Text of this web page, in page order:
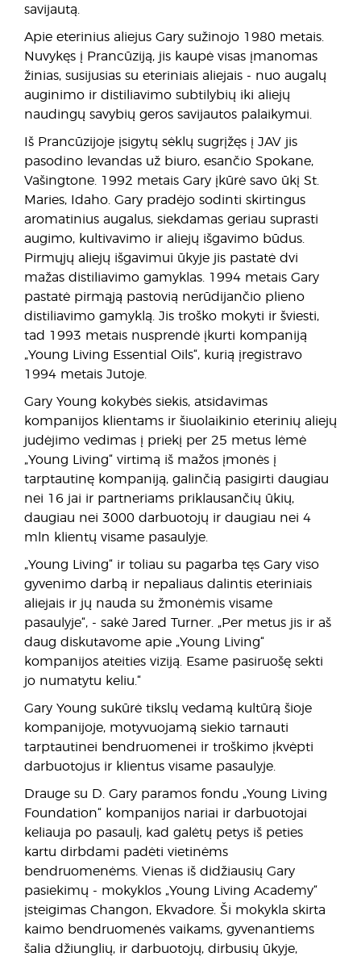
savijautą.
Apie eterinius aliejus Gary sužinojo 1980 metais.
Nuvykęs į Prancūziją, jis kaupė visas įmanomas
žinias, susijusias su eteriniais aliejais - nuo augalų
auginimo ir distiliavimo subtilybių iki aliejų
naudingų savybių geros savijautos palaikymui.
Iš Prancūzijoje įsigytų sėklų sugrįžęs į JAV jis
pasodino levandas už biuro, esančio Spokane,
Vašingtone. 1992 metais Gary įkūrė savo ūkį St.
Maries, Idaho. Gary pradėjo sodinti skirtingus
aromatinius augalus, siekdamas geriau suprasti
augimo, kultivavimo ir aliejų išgavimo būdus.
Pirmųjų aliejų išgavimui ūkyje jis pastatė dvi
mažas distiliavimo gamyklas. 1994 metais Gary
pastatė pirmąją pastovią nerūdijančio plieno
distiliavimo gamyklą. Jis troško mokyti ir šviesti,
tad 1993 metais nusprendė įkurti kompaniją
„Young Living Essential Oils“, kurią įregistravo
1994 metais Jutoje.
Gary Young kokybės siekis, atsidavimas
kompanijos klientams ir šiuolaikinio eterinių aliejų
judėjimo vedimas į priekį per 25 metus lėmė
„Young Living“ virtimą iš mažos įmonės į
tarptautinę kompaniją, galinčią pasigirti daugiau
nei 16 jai ir partneriams priklausančių ūkių,
daugiau nei 3000 darbuotojų ir daugiau nei 4
mln klientų visame pasaulyje.
„Young Living“ ir toliau su pagarba tęs Gary viso
gyvenimo darbą ir nepaliaus dalintis eteriniais
aliejais ir jų nauda su žmonėmis visame
pasaulyje“, - sakė Jared Turner. „Per metus jis ir aš
daug diskutavome apie „Young Living“
kompanijos ateities viziją. Esame pasiruošę sekti
jo numatytu keliu.“
Gary Young sukūrė tikslų vedamą kultūrą šioje
kompanijoje, motyvuojamą siekio tarnauti
tarptautinei bendruomenei ir troškimo įkvėpti
darbuotojus ir klientus visame pasaulyje.
Drauge su D. Gary paramos fondu „Young Living
Foundation“ kompanijos nariai ir darbuotojai
keliauja po pasaulį, kad galėtų petys iš peties
kartu dirbdami padėti vietinėms
bendruomenėms. Vienas iš didžiausių Gary
pasiekimų - mokyklos „Young Living Academy“
įsteigimas Changon, Ekvadore. Ši mokykla skirta
kaimo bendruomenės vaikams, gyvenantiems
šalia džiunglių, ir darbuotojų, dirbusių ūkyje,